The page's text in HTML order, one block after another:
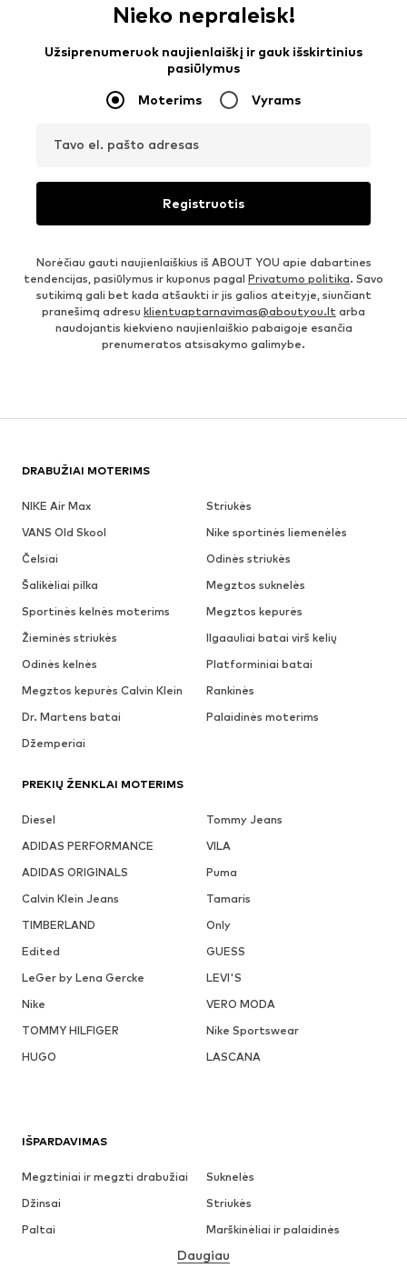
Nieko nepraleisk!
Užsiprenumeruok naujienlaiškį ir gauk išskirtinius
pasiūlymus
Moterims Vyrams
Tavo el. pašto adresas
Registruotis
Norėčiau gauti naujienlaiškius iš ABOUT YOU apie dabartines
tendencijas, pasiūlymus ir kuponus pagal Privatumo politika. Savo
sutikimą gali bet kada atšaukti ir jis galios ateityje, siunčiant
pranešimą adresu klientuaptarnavimas@aboutyou.lt arba
naudojantis kiekvieno naujienlaiškio pabaigoje esančia
prenumeratos atsisakymo galimybe.
DRABUŽIAI MOTERIMS
NIKE Air Max
Striukės
VANS Old Skool
Nike sportinės liemenėlės
Čelsiai
Odinės striukės
Šalikėliai pilka
Megztos suknelės
Sportinės kelnės moterims
Megztos kepurės
Žieminės striukės
Ilgaauliai batai virš kelių
Odinės kelnės
Platforminiai batai
Megztos kepurės Calvin Klein
Rankinės
Dr. Martens batai
Palaidinės moterims
Džemperiai
PREKIŲ ŽENKLAI MOTERIMS
Diesel
Tommy Jeans
ADIDAS PERFORMANCE
VILA
ADIDAS ORIGINALS
Puma
Calvin Klein Jeans
Tamaris
TIMBERLAND
Only
Edited
GUESS
LeGer by Lena Gercke
LEVI'S
Nike
VERO MODA
TOMMY HILFIGER
Nike Sportswear
HUGO
LASCANA
IŠPARDAVIMAS
Megztiniai ir megzti drabužiai
Suknelės
Džinsai
Striukės
Paltai
Marškinėliai ir palaidinės
Apatiniai
Daugiau